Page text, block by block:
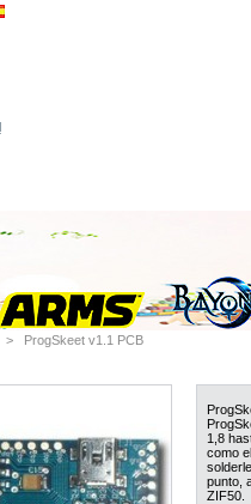
> ProgSkeet v1.1 PCB
1,8
como
punto,
ZIF50.